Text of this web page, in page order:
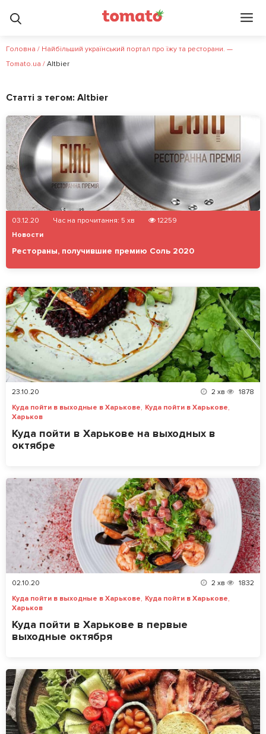
Головна / Найбільший український портал про їжу та ресторани. —
Tomato.ua / Altbier
Статті з тегом: Altbier
03.12.20 Час на прочитання: 5 хв
12259
Новости
Рестораны, получившие премию Соль 2020
23.10.20 2 хв
1878
Куда пойти в выходные в Харькове, Куда пойти в Харькове,
Харьков
Куда пойти в Харькове на выходных в
октябре
02.10.20 2 хв
1832
Куда пойти в выходные в Харькове, Куда пойти в Харькове,
Харьков
Куда пойти в Харькове в первые
выходные октября